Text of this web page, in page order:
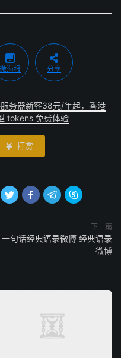
微海报 分享
务器新客38元/年起，香港
tokens 免费体验
 打赏
   
下一篇
一句话经典语录微博 经典语录
微博